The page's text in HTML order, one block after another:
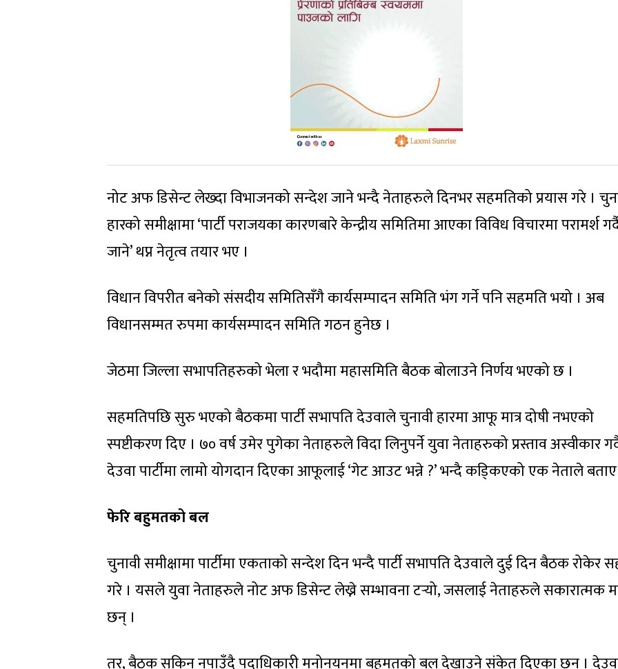
नोट अफ डिसेन्ट लेख्दा विभाजनको सन्देश जाने भन्दै नेताहरुले दिनभर सहमतिको प्रयास गरे ।
हारको समीक्षामा ‘पार्टी पराजयका कारणबारे केन्द्रीय समितिमा आएका विविध विचारमा परामर्श
जाने’ थप्न नेतृत्व तयार भए ।
विधान विपरीत बनेको संसदीय समितिसँगै कार्यसम्पादन समिति भंग गर्ने पनि सहमति भयो । अब
विधानसम्मत रुपमा कार्यसम्पादन समिति गठन हुनेछ ।
जेठमा जिल्ला सभापतिहरुको भेला र भदौमा महासमिति बैठक बोलाउने निर्णय भएको छ ।
सहमतिपछि सुरु भएको बैठकमा पार्टी सभापति देउवाले चुनावी हारमा आफू मात्र दोषी नभएको
स्पष्टीकरण दिए । ७० वर्ष उमेर पुगेका नेताहरुले विदा लिनुपर्ने युवा नेताहरुको प्रस्ताव अस्वीकार
देउवा पार्टीमा लामो योगदान दिएका आफूलाई ‘गेट आउट भन्ने ?’ भन्दै कडि्कएको एक नेताले
फेरि बहुमतको बल
चुनावी समीक्षामा पार्टीमा एकताको सन्देश दिन भन्दै पार्टी सभापति देउवाले दुई दिन बैठक रोकेर
गरे । यसले युवा नेताहरुले नोट अफ डिसेन्ट लेख्ने सम्भावना टर्‍यो, जसलाई नेताहरुले सकारात्मक
छन् ।
तर, बैठक सकिन नपाउँदै पदाधिकारी मनोनयनमा बहुमतको बल देखाउने संकेत दिएका छन् ।